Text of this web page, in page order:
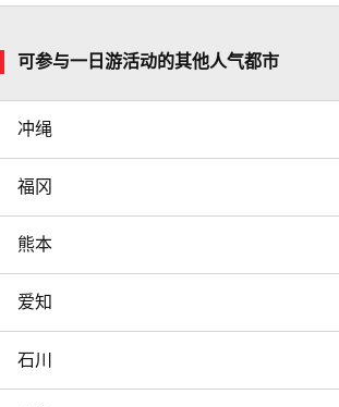
可参与一日游活动的其他人气都市
冲绳
福冈
熊本
爱知
石川